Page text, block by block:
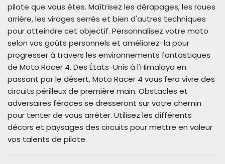
pilote que vous êtes. Maîtrisez les dérapages, les roues
arrière, les virages serrés et bien d'autres techniques
pour atteindre cet objectif. Personnalisez votre moto
selon vos goûts personnels et améliorez-la pour
progresser à travers les environnements fantastiques
de Moto Racer 4. Des États-Unis à l'Himalaya en
passant par le désert, Moto Racer 4 vous fera vivre des
circuits périlleux de première main. Obstacles et
adversaires féroces se dresseront sur votre chemin
pour tenter de vous arrêter. Utilisez les différents
décors et paysages des circuits pour mettre en valeur
vos talents de pilote.